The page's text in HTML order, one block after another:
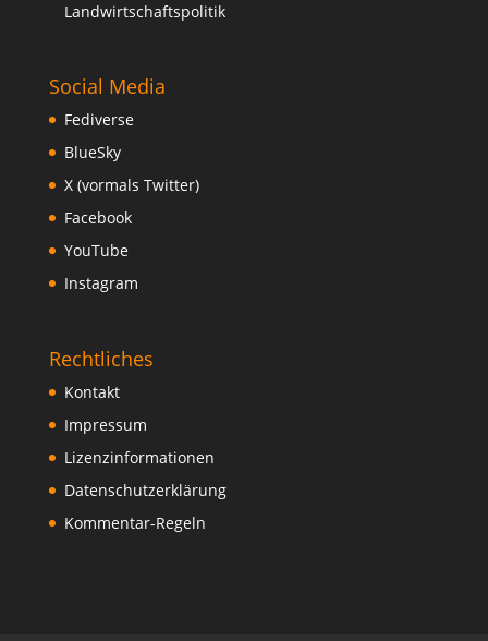
Landwirtschaftspolitik
Social Media
Fediverse
BlueSky
X (vormals Twitter)
Facebook
YouTube
Instagram
Rechtliches
Kontakt
Impressum
Lizenzinformationen
Datenschutzerklärung
Kommentar-Regeln